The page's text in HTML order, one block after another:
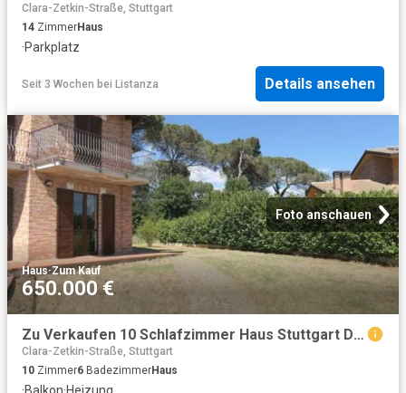
Clara-Zetkin-Straße, Stuttgart
14 ZimmerHaus
·Parkplatz
Seit 3 Wochen bei Listanza Details ansehen
Foto anschauen
Haus·Zum Kauf
650.000 €
Zu Verkaufen 10 Schlafzimmer Haus Stuttgart Deutschland DS79143292
Clara-Zetkin-Straße, Stuttgart
10 Zimmer6 BadezimmerHaus